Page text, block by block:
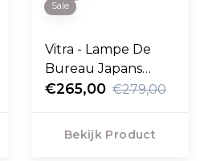
Sale
Vitra - Lampe De
Bureau Japans
Rood
€265,00 €279,00
Bekijk Product